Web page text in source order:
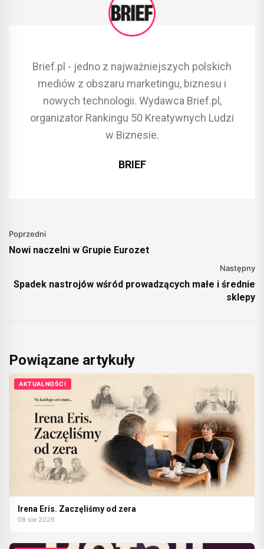
Brief.pl - jedno z najważniejszych polskich
mediów z obszaru marketingu, biznesu i
nowych technologii. Wydawca Brief.pl,
organizator Rankingu 50 Kreatywnych Ludzi
w Biznesie.
BRIEF
Poprzedni
Nowi naczelni w Grupie Eurozet
Następny
Spadek nastrojów wśród prowadzących małe i średnie
sklepy
Powiązane artykuły
AKTUALNOŚCI
Irena Eris. Zaczęliśmy od zera
08 sie 2026